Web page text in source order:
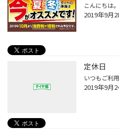
2019年9月
定休日
2019年9月